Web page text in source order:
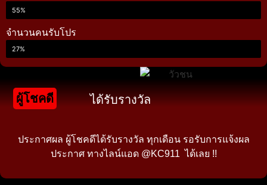
55%
จำนวนคนรับโปร
27%
ผู้โชคดี ได้รับรางวัล
ประกาศผล ผู้โชคดีได้รับรางวัล ทุกเดือน รอรับการแจ้งผล
ประกาศ ทางไลน์แอด @KC911 ได้เลย !!